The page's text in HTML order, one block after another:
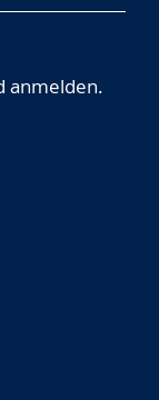
anmelden.